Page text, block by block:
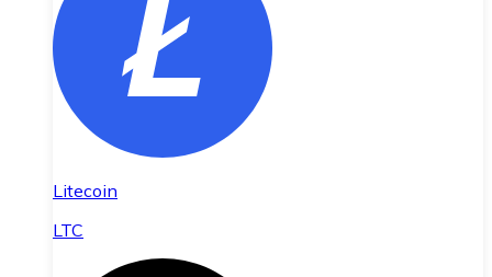
Litecoin
LTC